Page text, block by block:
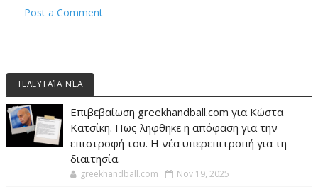
Post a Comment
ΤΕΛΕΥΤΑΊΑ ΝΈΑ
Επιβεβαίωση greekhandball.com για Κώστα
Κατσίκη. Πως ληφθηκε η απόφαση για την
επιστροφή του. Η νέα υπερεπιτροπή για τη
διαιτησία.
greekhandball.com Nov 19, 2025